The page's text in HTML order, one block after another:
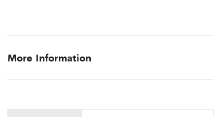
More Information